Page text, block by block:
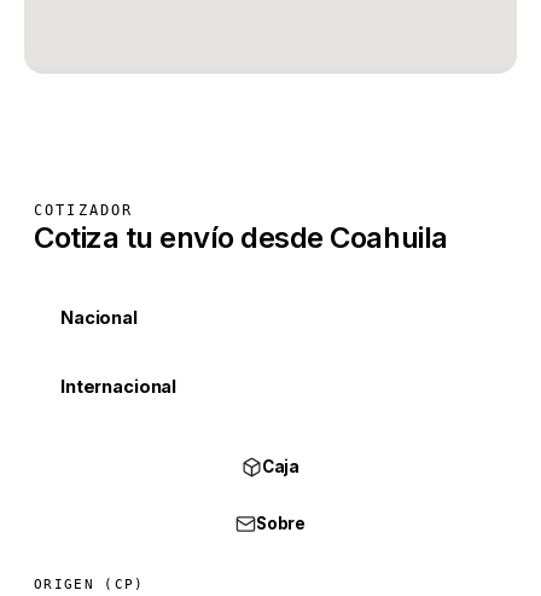
COTIZADOR
Cotiza tu envío desde Coahuila
Nacional
Internacional
Caja
Sobre
ORIGEN (CP)